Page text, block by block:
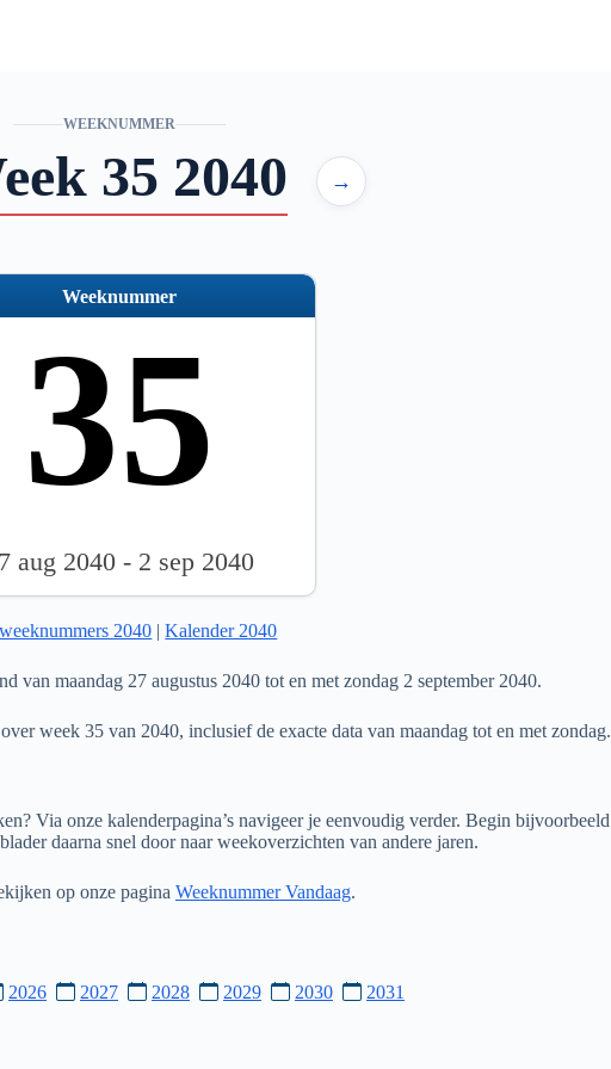
WEEKNUMMER
35 2040 →
Weeknummer
35
aug 2040 - 2 sep 2040
2040 |Kalender 2040
van maandag 27 augustus 2040 tot en met zondag 2 september 2040.
week 35 van 2040, inclusief de exacte data van maandag tot en met zondag.
Via onze kalenderpagina’s navigeer je eenvoudig verder. Begin bijvoorbeeld
daarna snel door naar weekoverzichten van andere jaren.
op onze pagina Weeknummer Vandaag.
2026 2027 2028 2029 2030 2031